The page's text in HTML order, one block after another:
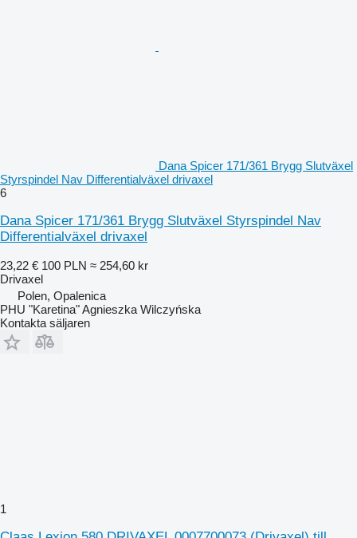
Dana Spicer 171/361 Brygg Slutväxel
Styrspindel Nav Differentialväxel drivaxel
6
Dana Spicer 171/361 Brygg Slutväxel Styrspindel Nav
Differentialväxel drivaxel
23,22 € 100 PLN ≈ 254,60 kr
Drivaxel
Polen, Opalenica
PHU "Karetina" Agnieszka Wilczyńska
Kontakta säljaren
1